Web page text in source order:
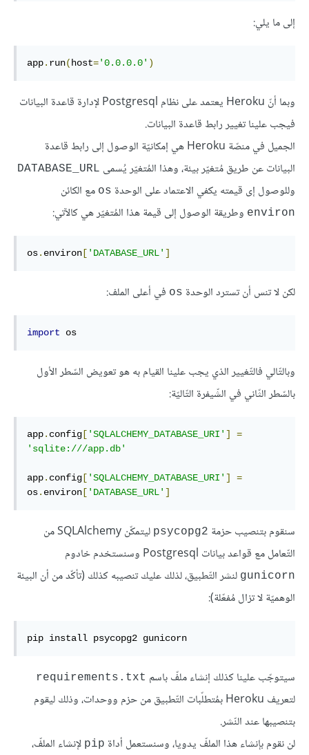
إلى ما يلي:
app. run( host='0.0.0.0' )
وبما أنّ Heroku يعتمد على نظام Postgresql لإدارة قاعدة البيانات
فيجب علينا تغيير رابط قاعدة البيانات.
الجميل في منصّة Heroku هي إمكانيّة الوصول إلى رابط قاعدة
البيانات عن طريق مُتغيّر بيئة، وهذا المُتغيّر يُسمى DATABASE_URL
وللوصول إى قيمته يكفي الاعتماد على الوحدة os مع الكائن
environ وطريقة الوصول إلى قيمة هذا المُتغيّر هي كالآتي:
os. environ [ 'DATABASE_URL' ]
لكن لا تنس أن تسترد الوحدة os في أعلى الملف:
import os
وبالتّالي فالتّغيير الذي يجب علينا القيام به هو تعويض السّطر الأول
بالسّطر الثّاني في الشّيفرة التّاليّة:
app. config [ 'SQLALCHEMY_DATABASE_URI' ]
=
'sqlite:///app.db'
app. config [ 'SQLALCHEMY_DATABASE_URI' ]
=
os. environ [ 'DATABASE_URL' ]
سنقوم بتنصيب حزمة psycopg2
ليتمكّن SQLAlchemy من
التّعامل مع قواعد بيانات Postgresql وسنستخدم خادوم
gunicorn لنشر التّطبيق، لذلك عليك تنصيبه كذلك (تأكّد من أن البيئة
الوهميّة لا تزال مُفعّلة):
pip install psycopg2 gunicorn
سيتوجّب علينا كذلك إنشاء ملفّ باسم requirements.txt
لتعريف Heroku بمُتطلّبات التّطبيق من حزم ووحدات، وذلك ليقوم
بتنصيبها عند النّشر.
لن نقوم بإنشاء هذا الملفّ يدويا، وسنستعمل أداة pip لإنشاء الملفّ،